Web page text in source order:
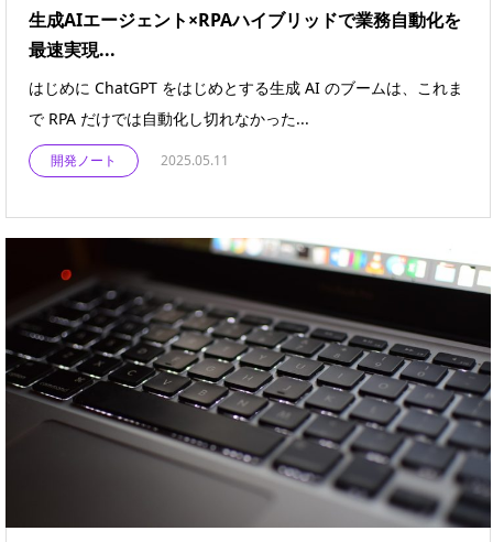
生成AIエージェント×RPAハイブリッドで業務自動化を
最速実現...
はじめに ChatGPT をはじめとする生成 AI のブームは、これま
で RPA だけでは自動化し切れなかった...
開発ノート 2025.05.11